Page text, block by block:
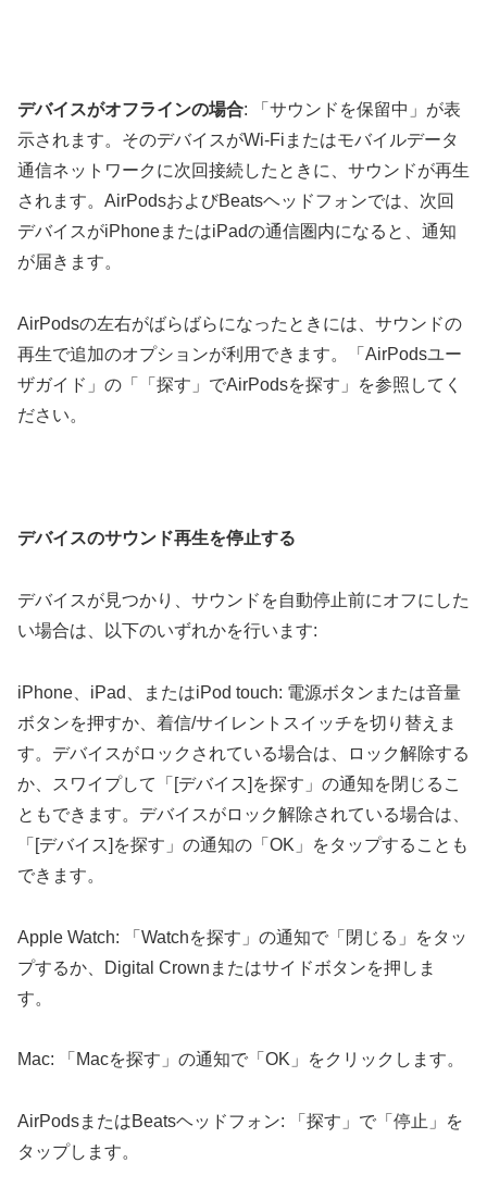
デバイスがオフラインの場合: 「サウンドを保留中」が表
示されます。そのデバイスがWi-Fiまたはモバイルデータ
通信ネットワークに次回接続したときに、サウンドが再生
されます。AirPodsおよびBeatsヘッドフォンでは、次回
デバイスがiPhoneまたはiPadの通信圏内になると、通知
が届きます。
AirPodsの左右がばらばらになったときには、サウンドの
再生で追加のオプションが利用できます。「AirPodsユー
ザガイド」の「「探す」でAirPodsを探す」を参照してく
ださい。
デバイスのサウンド再生を停止する
デバイスが見つかり、サウンドを自動停止前にオフにした
い場合は、以下のいずれかを行います:
iPhone、iPad、またはiPod touch: 電源ボタンまたは音量
ボタンを押すか、着信/サイレントスイッチを切り替えま
す。デバイスがロックされている場合は、ロック解除する
か、スワイプして「[デバイス]を探す」の通知を閉じるこ
ともできます。デバイスがロック解除されている場合は、
「[デバイス]を探す」の通知の「OK」をタップすることも
できます。
Apple Watch: 「Watchを探す」の通知で「閉じる」をタッ
プするか、Digital Crownまたはサイドボタンを押しま
す。
Mac: 「Macを探す」の通知で「OK」をクリックします。
AirPodsまたはBeatsヘッドフォン: 「探す」で「停止」を
タップします。